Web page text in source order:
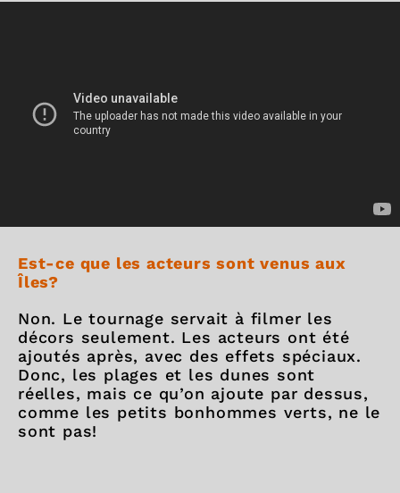
Est-ce que les acteurs sont venus aux
Îles?
Non. Le tournage servait à filmer les
décors seulement. Les acteurs ont été
ajoutés après, avec des effets spéciaux.
Donc, les plages et les dunes sont
réelles, mais ce qu’on ajoute par dessus,
comme les petits bonhommes verts, ne le
sont pas!